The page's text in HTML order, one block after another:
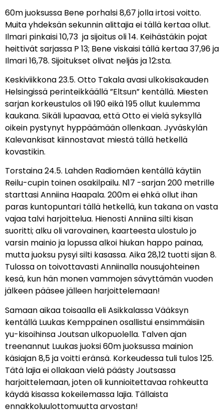
60m juoksussa Bene porhalsi 8,67 jolla irtosi voitto.
Muita yhdeksän sekunnin alittajia ei tällä kertaa ollut.
Ilmari pinkaisi 10,73 ja sijoitus oli 14. Keihästäkin pojat
heittivät sarjassa P 13; Bene viskaisi tällä kertaa 37,96 ja
Ilmari 16,78. Sijoitukset olivat neljäs ja 12:sta.
Keskiviikkona 23.5. Otto Takala avasi ulkokisakauden
Helsingissä perinteikkäällä ”Eltsun” kentällä. Miesten
sarjan korkeustulos oli 190 eikä 195 ollut kuulemma
kaukana. Sikäli lupaavaa, että Otto ei vielä syksyllä
oikein pystynyt hyppäämään ollenkaan. Jyväskylän
Kalevankisat kiinnostavat miestä tällä hetkellä
kovastikin.
Torstaina 24.5. Lahden Radiomäen kentällä käytiin
Reilu-cupin toinen osakilpailu. N17 -sarjan 200 metrille
starttasi Anniina Haapala. 200m ei ehkä ollut ihan
paras kuntopuntari tällä hetkellä, kun takana on vasta
vajaa talvi harjoittelua. Hienosti Anniina silti kisan
suoritti; alku oli varovainen, kaarteesta ulostulo jo
varsin mainio ja lopussa alkoi hiukan happo painaa,
mutta juoksu pysyi silti kasassa. Aika 28,12 tuotti sijan 8.
Tulossa on toivottavasti Anniinalla nousujohteinen
kesä, kun hän monen vammojen sävyttämän vuoden
jälkeen pääsee jälleen harjoittelemaan!
Samaan aikaa toisaalla eli Asikkalassa Vääksyn
kentällä Luukas Kemppainen osallistui ensimmäisiin
yu-kisoihinsa Joutsan ulkopuolella. Talven ajan
treenannut Luukas juoksi 60m juoksussa mainion
käsiajan 8,5 ja voitti eränsä. Korkeudessa tuli tulos 125.
Tätä lajia ei ollakaan vielä päästy Joutsassa
harjoittelemaan, joten oli kunnioitettavaa rohkeutta
käydä kisassa kokeilemassa lajia. Tällaista
ennakkoluulottomuutta arvostan!